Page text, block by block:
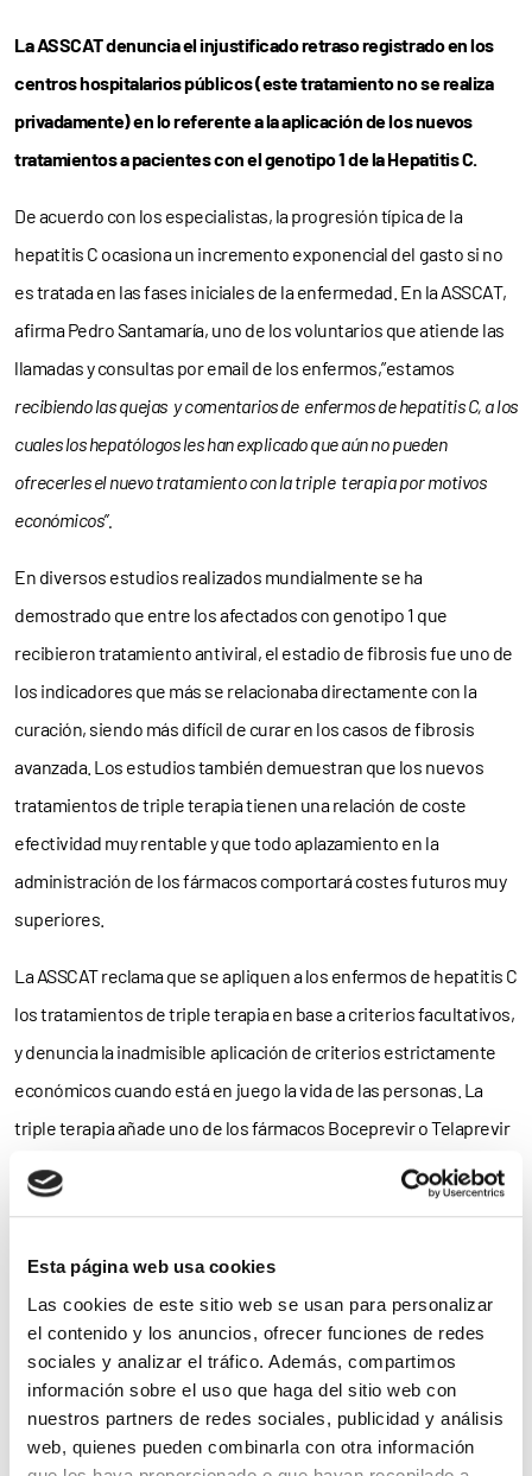
Esta página web usa cookies
Las cookies de este sitio web se usan para personalizar
el contenido y los anuncios, ofrecer funciones de redes
sociales y analizar el tráfico. Además, compartimos
información sobre el uso que haga del sitio web con
nuestros partners de redes sociales, publicidad y análisis
web, quienes pueden combinarla con otra información
La ASSCAT denuncia el injustificado retraso registrado en los
centros hospitalarios públicos (este tratamiento no se realiza
privadamente) en lo referente a la aplicación de los nuevos
tratamientos a pacientes con el genotipo 1 de la Hepatitis C.
De acuerdo con los especialistas, la progresión típica de la
hepatitis C ocasiona un incremento exponencial del gasto si no
es tratada en las fases iniciales de la enfermedad. En la ASSCAT,
afirma Pedro Santamaría, uno de los voluntarios que atiende las
llamadas y consultas por email de los enfermos,”estamos
recibiendo las quejas y comentarios de enfermos de hepatitis C, a los
cuales los hepatólogos les han explicado que aún no pueden
ofrecerles el nuevo tratamiento con la triple terapia por motivos
económicos”.
En diversos estudios realizados mundialmente se ha
demostrado que entre los afectados con genotipo 1 que
recibieron tratamiento antiviral, el estadio de fibrosis fue uno de
los indicadores que más se relacionaba directamente con la
curación, siendo más difícil de curar en los casos de fibrosis
avanzada. Los estudios también demuestran que los nuevos
tratamientos de triple terapia tienen una relación de coste
efectividad muy rentable y que todo aplazamiento en la
administración de los fármacos comportará costes futuros muy
superiores.
La ASSCAT reclama que se apliquen a los enfermos de hepatitis C
los tratamientos de triple terapia en base a criterios facultativos,
y denuncia la inadmisible aplicación de criterios estrictamente
económicos cuando está en juego la vida de las personas. La
triple terapia añade uno de los fármacos Boceprevir o Telaprevir
al tratamiento tradicional de doble terapia con Interferón
pegilado y Ribavirina.
La hepatitis C, además de tener una elevada prevalencia en la
población general, es una enfermedad potencialmente curable.
Su tratamiento es limitado en el tiempo, con indicaciones y
criterios de parada bien establecidos si el paciente no tiene la
respuesta antiviral esperada, la cual se diagnostica mediante
análisis en las primeras semanas de terapia. Están en estudio